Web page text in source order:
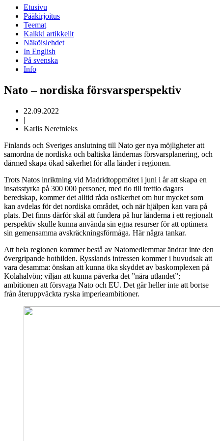
Etusivu
Pääkirjoitus
Teemat
Kaikki artikkelit
Näköislehdet
In English
På svenska
Info
Nato – nordiska försvarsperspektiv
22.09.2022
|
Karlis Neretnieks
Finlands och Sveriges anslutning till Nato ger nya möjligheter att
samordna de nordiska och baltiska ländernas försvarsplanering, och
därmed skapa ökad säkerhet för alla länder i regionen.
Trots Natos inriktning vid Madridtoppmötet i juni i år att skapa en
insatsstyrka på 300 000 personer, med tio till trettio dagars
beredskap, kommer det alltid råda osäkerhet om hur mycket som
kan avdelas för det nordiska området, och när hjälpen kan vara på
plats. Det finns därför skäl att fundera på hur länderna i ett regionalt
perspektiv skulle kunna använda sin egna resurser för att optimera
sin gemensamma avskräckningsförmåga. Här några tankar.
Att hela regionen kommer bestå av Natomedlemmar ändrar inte den
övergripande hotbilden. Rysslands intressen kommer i huvudsak att
vara desamma: önskan att kunna öka skyddet av baskomplexen på
Kolahalvön; viljan att kunna påverka det ”nära utlandet”;
ambitionen att försvaga Nato och EU. Det går heller inte att bortse
från återuppväckta ryska imperieambitioner.